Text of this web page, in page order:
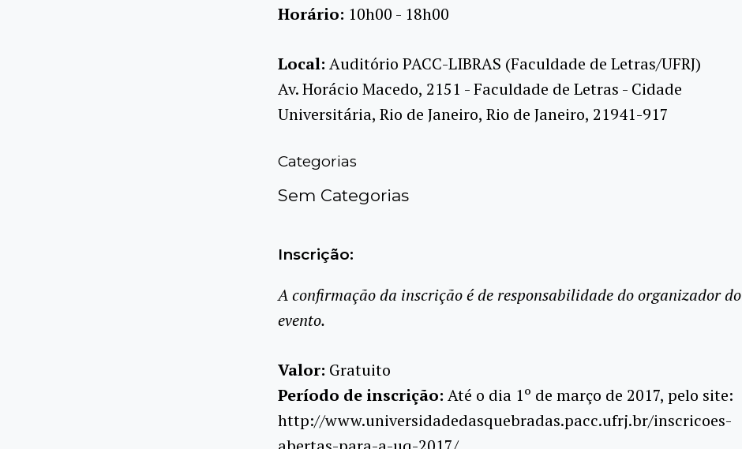
Horário: 10h00 - 18h00
Local: Auditório PACC-LIBRAS (Faculdade de Letras/UFRJ)
Av. Horácio Macedo, 2151 - Faculdade de Letras - Cidade
Universitária, Rio de Janeiro, Rio de Janeiro, 21941-917
Categorias
Sem Categorias
Inscrição:
A confirmação da inscrição é de responsabilidade do organizador do
evento.
Valor: Gratuito
Período de inscrição: Até o dia 1º de março de 2017, pelo site:
http://www.universidadedasquebradas.pacc.ufrj.br/inscricoes-